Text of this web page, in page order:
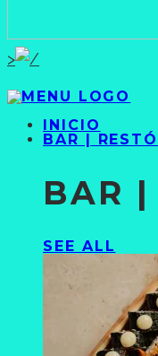
>
INICIO
BAR | RESTÓ
BAR |
SEE ALL